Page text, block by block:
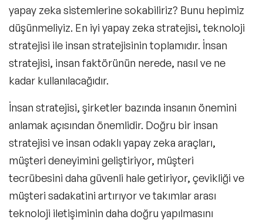
yapay zeka sistemlerine sokabiliriz? Bunu hepimiz
düşünmeliyiz. En iyi yapay zeka stratejisi, teknoloji
stratejisi ile insan stratejisinin toplamıdır. İnsan
stratejisi, insan faktörünün nerede, nasıl ve ne
kadar kullanılacağıdır.
İnsan stratejisi, şirketler bazında insanın önemini
anlamak açısından önemlidir. Doğru bir insan
stratejisi ve insan odaklı yapay zeka araçları,
müşteri deneyimini geliştiriyor, müşteri
tecrübesini daha güvenli hale getiriyor, çevikliği ve
müşteri sadakatini artırıyor ve takımlar arası
teknoloji iletişiminin daha doğru yapılmasını